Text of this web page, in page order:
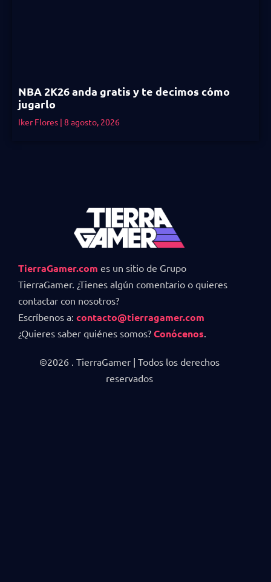
NBA 2K26 anda gratis y te decimos cómo
jugarlo
Iker Flores 8 agosto, 2026
TierraGamer.com es un sitio de Grupo
TierraGamer. ¿Tienes algún comentario o quieres
contactar con nosotros?
Escríbenos a: contacto@tierragamer.com
¿Quieres saber quiénes somos? Conócenos.
©2026 . TierraGamer | Todos los derechos
reservados